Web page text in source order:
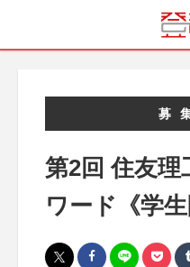
募
第2回 住友理
ワード《学生